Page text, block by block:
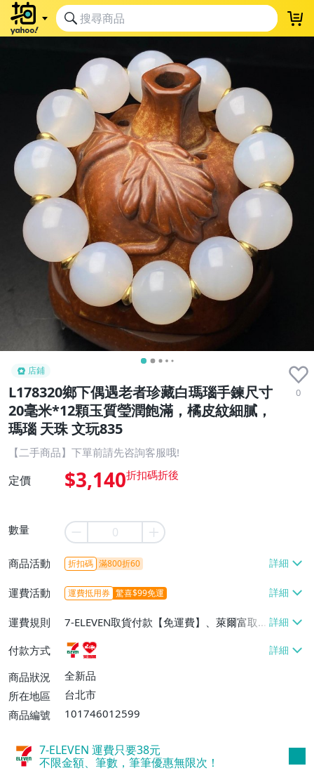
店鋪
L178320鄉下偶遇老者珍藏白瑪瑙手鍊尺寸
20毫米*12顆玉質瑩潤飽滿，橘皮紋細膩，
瑪瑙 天珠 文玩835
0
【二手商品】下單前請先咨詢客服哦!
定價 $3,140
數量
商品活動 折扣碼 滿800折60
運費活動 運費抵用券 驚喜$99免運
運費規則
7-ELEVEN取貨付款【免運費】、萊爾富取
貨付款【免運費】
付款方式
商品狀況
全新品
所在地區
台北市
商品編號
101746012599
7-ELEVEN 運費只要38元
不限金額、筆數，筆筆優惠無限次！